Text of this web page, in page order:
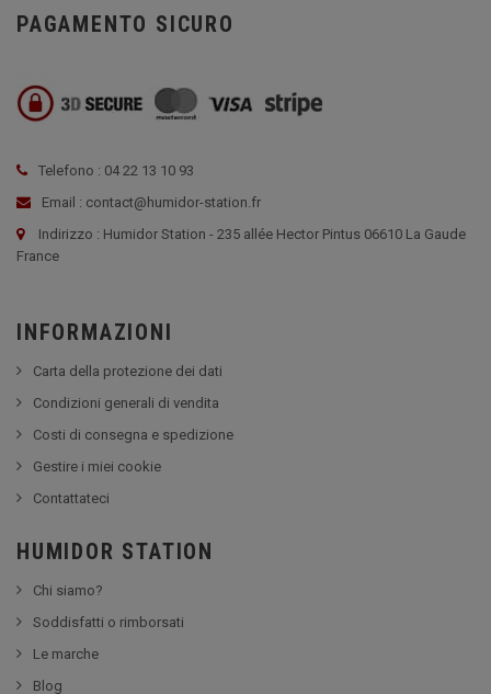
PAGAMENTO SICURO
Telefono : 04 22 13 10 93
Email : contact@humidor-station.fr
Indirizzo : Humidor Station - 235 allée Hector Pintus 06610 La Gaude
France
INFORMAZIONI
Carta della protezione dei dati
Condizioni generali di vendita
Costi di consegna e spedizione
Gestire i miei cookie
Contattateci
HUMIDOR STATION
Chi siamo?
Soddisfatti o rimborsati
Le marche
Blog